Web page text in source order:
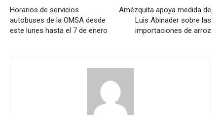
Horarios de servicios
autobuses de la OMSA desde
este lunes hasta el 7 de enero
Amézquita apoya medida de
Luis Abinader sobre las
importaciones de arroz